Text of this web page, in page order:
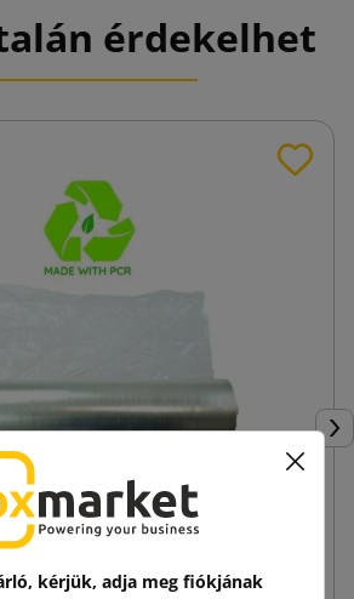
érdekelhet
23mic 3kg fólia
kérjük, adja meg fiókjának